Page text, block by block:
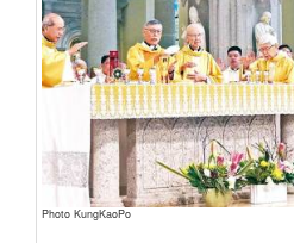
Photo KungKaoPo